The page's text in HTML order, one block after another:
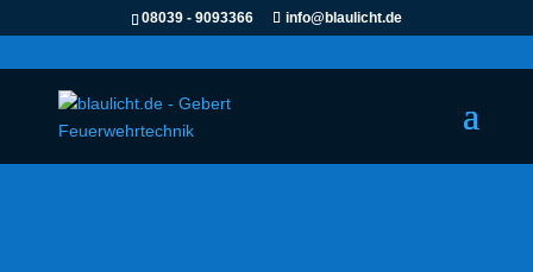
08039 - 9093366 info@blaulicht.de